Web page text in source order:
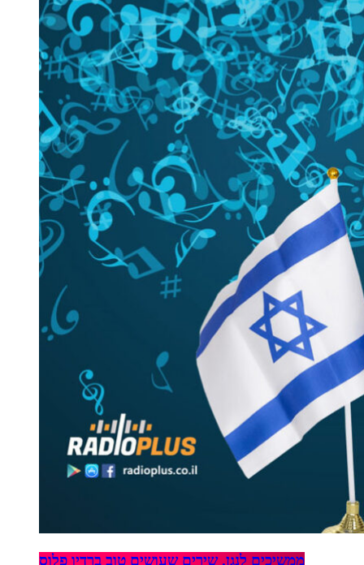
ממשיכים לנגן. שירים שעושים טוב ברדיו פלוס